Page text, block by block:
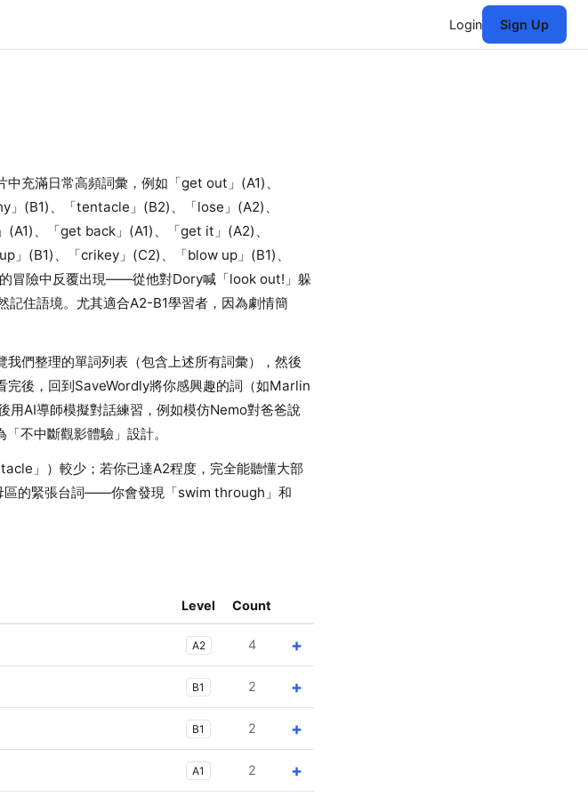
Login Sign Up
充滿日常高頻詞彙，例如「get out」(A1)、
(B1)、「tentacle」(B2)、「lose」(A2)、
、「get back」(A1)、「get it」(A2)、
」(B1)、「crikey」(C2)、「blow up」(B1)、
冒險中反覆出現——從他對Dory喊「look out!」躲
住語境。尤其適合A2-B1學習者，因為劇情簡
們整理的單詞列表（包含上述所有詞彙），然後
後，回到SaveWordly將你感興趣的詞（如Marlin
AI導師模擬對話練習，例如模仿Nemo對爸爸說
不中斷觀影體驗」設計。
」）較少；若你已達A2程度，完全能聽懂大部
區的緊張台詞——你會發現「swim through」和
Level Count
A2 4 +
B1 2 +
B1 2 +
A1 2 +